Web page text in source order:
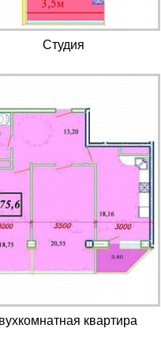
Студия
квартира